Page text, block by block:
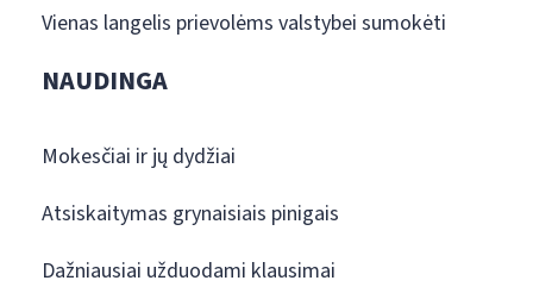
Vienas langelis prievolėms valstybei sumokėti
NAUDINGA
Mokesčiai ir jų dydžiai
Atsiskaitymas grynaisiais pinigais
Dažniausiai užduodami klausimai